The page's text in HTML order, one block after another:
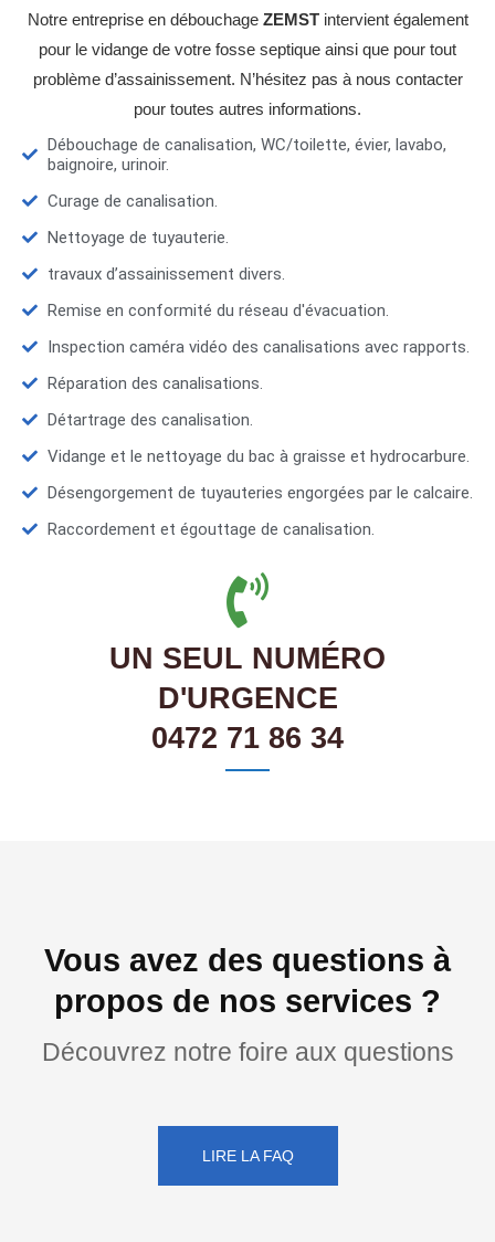
Notre entreprise en débouchage ZEMSTintervient également
pour le vidange de votre fosse septique ainsi que pour tout
problème d’assainissement. N’hésitez pas à nous contacter
pour toutes autres informations.
Débouchage de canalisation, WC/toilette, évier, lavabo,
baignoire, urinoir.
Curage de canalisation.
Nettoyage de tuyauterie.
travaux d’assainissement divers.
Remise en conformité du réseau d'évacuation.
Inspection caméra vidéo des canalisations avec rapports.
Réparation des canalisations.
Détartrage des canalisation.
Vidange et le nettoyage du bac à graisse et hydrocarbure.
Désengorgement de tuyauteries engorgées par le calcaire.
Raccordement et égouttage de canalisation.
UN SEUL NUMÉRO
D'URGENCE
0472 71 86 34
Vous avez des questions à
propos de nos services ?
Découvrez notre foire aux questions
LIRE LA FAQ